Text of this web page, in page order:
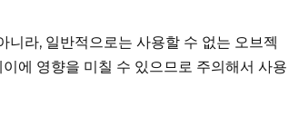
라, 일반적으로는 사용할 수 없는 오브젝
에 영향을 미칠 수 있으므로 주의해서 사용